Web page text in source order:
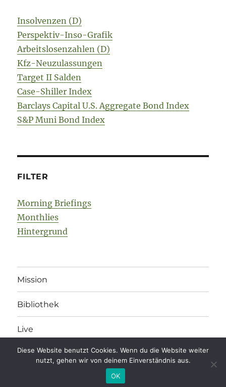
Insolvenzen (D)
Perspektiv-Inso-Grafik
Arbeitslosenzahlen (D)
Kfz-Neuzulassungen
Target II Salden
Case-Shiller Index
Barclays Capital U.S. Aggregate Bond Index
S&P Muni Bond Index
FILTER
Morning Briefings
Monthlies
Hintergrund
Mission
Bibliothek
Live
legonomics Impressum/Datenschutz/
Diese Website benutzt Cookies. Wenn du die Website weiter
nutzt, gehen wir von deinem Einverständnis aus.
OK